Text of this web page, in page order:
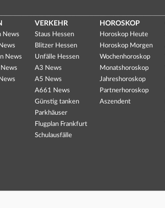
News
News
VERKEHR
Staus Hessen
Blitzer Hessen
Unfälle Hessen
A3 News
A5 News
A661 News
Günstig tanken
Parkhäuser
Flugplan Frankfurt
Schulausfälle
HOROSKOP
Horoskop Heute
Horoskop Morgen
Wochenhoroskop
Monatshoroskop
Jahreshoroskop
Partnerhoroskop
Aszendent